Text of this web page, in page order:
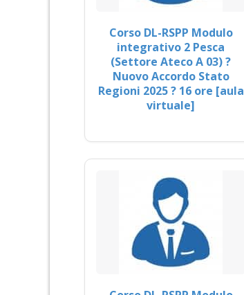
Corso DL-RSPP Modulo
integrativo 2 Pesca
(Settore Ateco A 03) ?
Nuovo Accordo Stato
Regioni 2025 ? 16 ore [aula
virtuale]